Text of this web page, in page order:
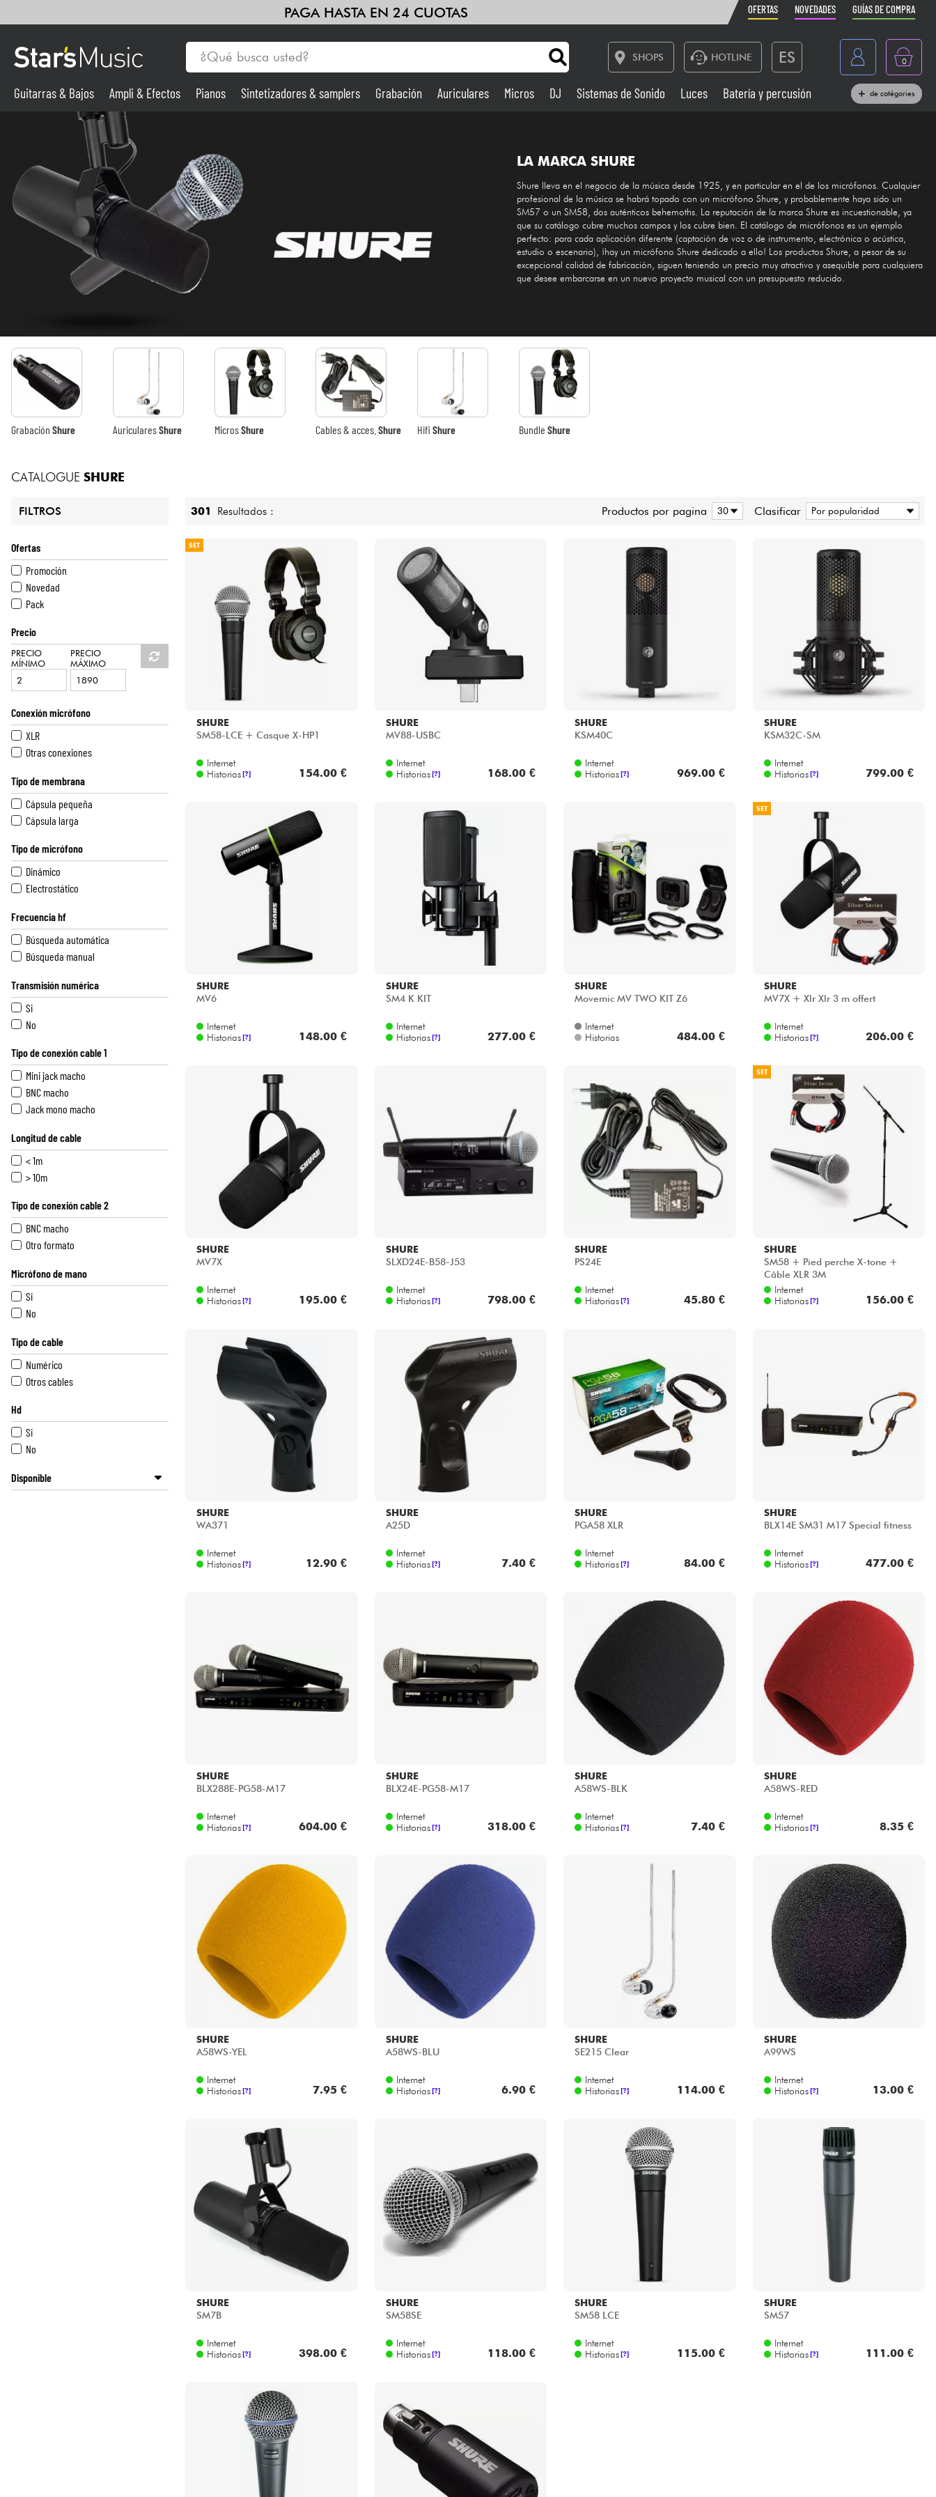
PAGA HASTA EN 24 CUOTAS OFERTAS NOVEDADES GUÍAS DE COMPRA
SHOPS HOTLINE ES
France
Nederland
0
Guitarras & Bajos
Sintetizadores & samplers
Micros Sistemas de Sonido
Luces Batería y percusión Vientos
Violines y cuarteto Cables & Acces.
Ver nuestras marcas
Guitarras & Bajos Ampli & Efectos Pianos Sintetizadores & samplers Grabación Auriculares Micros DJ Sistemas de Sonido Luces Batería y percusión de catégories
LA MARCA SHURE
Shure lleva en el negocio de la música desde 1925, y en particular en el de los micrófonos. Cualquier
profesional de la música se habrá topado con un micrófono Shure, y probablemente haya sido un
SM57 o un SM58, dos auténticos behemoths. La reputación de la marca Shure es incuestionable, ya
que su catálogo cubre muchos campos y los cubre bien. El catálogo de micrófonos es un ejemplo
perfecto: para cada aplicación diferente (captación de voz o de instrumento, electrónica o acústica,
estudio o escenario), ¡hay un micrófono Shure dedicado a ello! Los productos Shure, a pesar de su
excepcional calidad de fabricación, siguen teniendo un precio muy atractivo y asequible para cualquiera
que desee embarcarse en un nuevo proyecto musical con un presupuesto reducido.
Grabación Shure AuricularesShure MicrosShure Cables & acces.Shure HifiShure Bundle Shure
CATALOGUE SHURE
FILTROS
Ofertas
Promoción
Novedad
Pack
Precio
PRECIO
MÍNIMO
PRECIO
MÁXIMO
Conexión micrófono
XLR
Otras conexiones
Tipo de membrana
Cápsula pequeña
Cápsula larga
Tipo de micrófono
Dinámico
Electrostático
Frecuencia hf
Búsqueda automática
Búsqueda manual
Transmisión numérica
Si
No
Tipo de conexión cable 1
Mini jack macho
BNC macho
Jack mono macho
Longitud de cable
< 1m
> 10m
Tipo de conexión cable 2
BNC macho
Otro formato
Micrófono de mano
Si
No
Tipo de cable
Numérico
Otros cables
Hd
Si
No
Disponible
301 Resultados : Productos por pagina Clasificar
SET
SHURE
SM58-LCE + Casque X-HP1
Internet
Historias[?] 154.00 €
SHURE
MV88-USBC
Internet
Historias [?] 168.00 €
SHURE
KSM40C
Internet
Historias[?] 969.00 €
SHURE
KSM32C-SM
Internet
Historias [?] 799.00 €
SHURE
MV6
Internet
Historias[?] 148.00 €
SHURE
SM4 K KIT
Internet
Historias [?] 277.00 €
SHURE
Movemic MV TWO KIT Z6
Internet
Historias
484.00 €
SET
SHURE
MV7X + Xlr Xlr 3 m offert
Internet
Historias [?] 206.00 €
SHURE
MV7X
Internet
Historias[?] 195.00 €
SHURE
SLXD24E-B58-J53
Internet
Historias [?] 798.00 €
SHURE
PS24E
Internet
Historias[?] 45.80 €
SET
SHURE
SM58 + Pied perche X-tone +
Câble XLR 3M
Internet
Historias [?] 156.00 €
SHURE
WA371
Internet
Historias[?] 12.90 €
SHURE
A25D
Internet
Historias [?] 7.40 €
SHURE
PGA58 XLR
Internet
Historias[?] 84.00 €
SHURE
BLX14E SM31 M17 Special fitness
Internet
Historias [?] 477.00 €
SHURE
BLX288E-PG58-M17
Internet
Historias[?] 604.00 €
SHURE
BLX24E-PG58-M17
Internet
Historias [?] 318.00 €
SHURE
A58WS-BLK
Internet
Historias[?] 7.40 €
SHURE
A58WS-RED
Internet
Historias [?] 8.35 €
SHURE
A58WS-YEL
Internet
Historias[?] 7.95 €
SHURE
A58WS-BLU
Internet
Historias [?] 6.90 €
SHURE
SE215 Clear
Internet
Historias[?] 114.00 €
SHURE
A99WS
Internet
Historias [?] 13.00 €
SHURE
SM7B
Internet
Historias[?] 398.00 €
SHURE
SM58SE
Internet
Historias [?] 118.00 €
SHURE
SM58 LCE
Internet
Historias[?] 115.00 €
SHURE
SM57
Internet
Historias [?] 111.00 €